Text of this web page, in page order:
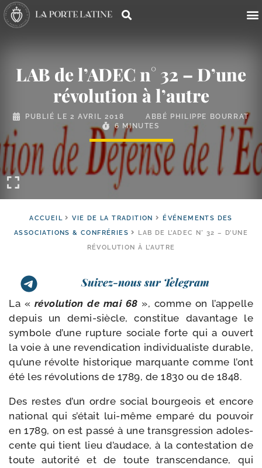
LAB de l’ADEC n° 32 – D’une
révolution à l’autre
PUBLIÉ LE2 AVRIL 2018
ABBÉ PHILIPPE BOURRAT
6 MINUTES
ACCUEIL VIE DE LA TRADITION
ÉVÉNEMENTS DES
ASSOCIATIONS & CONFRÉRIES
LAB DE L’ADEC N° 32 – D’UNE
RÉVOLUTION À L’AUTRE
Suivez-nous sur Telegram
La « révo­lu­tion de mai 68 », comme on l’ap­pelle
depuis un demi-​siècle, consti­tue davan­tage le
sym­bole d’une rup­ture sociale forte qui a ouvert
la voie à une reven­di­ca­tion indi­vi­dua­liste durable,
qu’une révolte his­to­rique mar­quante comme l’ont
été les révo­lu­tions de 1789, de 1830 ou de 1848.
Des restes d’un ordre social bour­geois et encore
natio­nal qui s’é­tait lui-​même empa­ré du pou­voir
en 1789, on est pas­sé à une trans­gres­sion ado­les­
cente qui tient lieu d’au­dace, à la contes­ta­tion de
toute auto­ri­té et de toute trans­cen­dance, qui